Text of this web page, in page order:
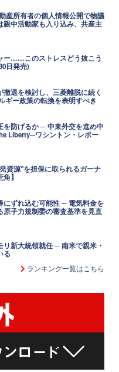
産所有者の個人情報公開で物議
中活動家も入り込み、共産主
ー……このストレスどう抜こう
日発売)
退を検討し、三菱離脱に続く
ギー政策の転換を表明すべき
を防げるか ─ 中東外交を進め中
Liberty─ワシントン・レポー
資源"を担保に取られるガーナ
】
にずれ込む可能性 ─ 電気料金を
子力規制委の審査基準を見直
新大統領就任 ─ 南米で親米・
る
ランキング一覧はこちら